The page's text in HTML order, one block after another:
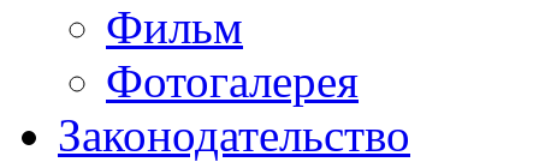
Фильм
Фотогалерея
Законодательство